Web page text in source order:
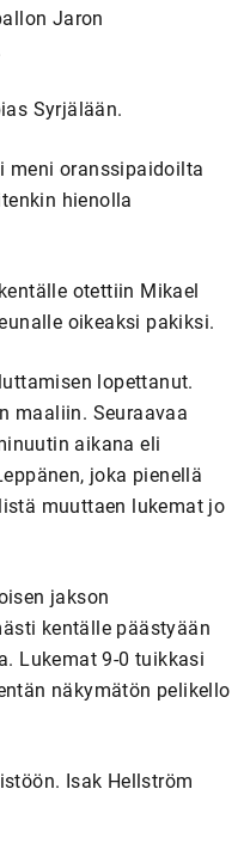
Jaron
Syrjälään.
meni oranssipaidoilta
hienolla
otettiin Mikael
oikeaksi pakiksi.
lopettanut.
maaliin. Seuraavaa
aikana eli
joka pienellä
muuttaen lukemat jo
jakson
kentälle päästyään
Lukemat 9-0 tuikkasi
näkymätön pelikello
Isak Hellström